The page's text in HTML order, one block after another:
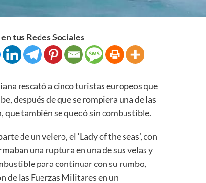
tus Redes Sociales
rescató a cinco turistas europeos que
después de que se rompiera una de las
que también se quedó sin combustible.
de un velero, el ‘Lady of the seas’, con
una ruptura en una de sus velas y
para continuar con su rumbo,
de las Fuerzas Militares en un